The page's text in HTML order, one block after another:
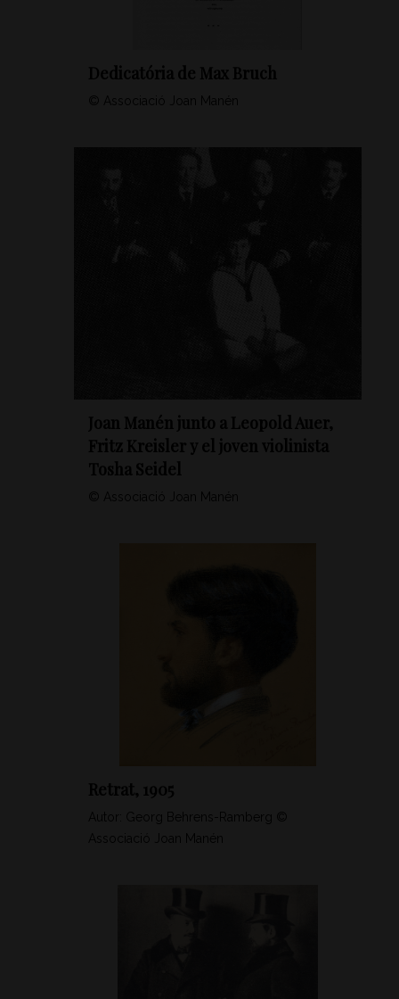
Dedicatória de Max Bruch
© Associació Joan Manén
Joan Manén junto a Leopold Auer,
Fritz Kreisler y el joven violinista
Tosha Seidel
© Associació Joan Manén
Retrat, 1905
Autor: Georg Behrens-Ramberg ©
Associació Joan Manén